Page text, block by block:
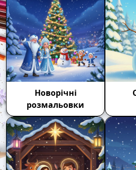
Новорічні
розмальовки